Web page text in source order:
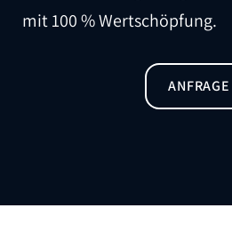
mit 100 % Wertschöpfung.
ANFRAGE